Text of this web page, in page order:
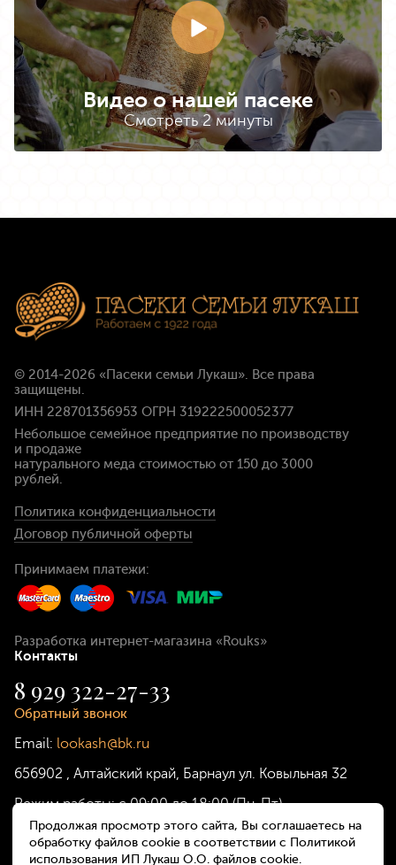
Видео о нашей пасеке
Смотреть 2 минуты
© 2014-2026 «Пасеки семьи Лукаш». Все права
защищены.
ИНН 228701356953 ОГРН 319222500052377
Небольшое семейное предприятие по производству
и продаже
натурального меда стоимостью от 150 до 3000
рублей.
Политика конфиденциальности
Договор публичной оферты
Принимаем платежи:
Разработка интернет-магазина «Rouks»
Контакты
8 929 322-27-33
Обратный звонок
Email: lookash@bk.ru
656902
Алтайский край, Барнаул ул. Ковыльная 32
Режим работы:с 09:00 до 18:00 (Пн-Пт)
Продолжая просмотр этого сайта, Вы соглашаетесь на
обработку файлов cookie в соответствии с Политикой
использования ИП Лукаш О.О. файлов cookie.